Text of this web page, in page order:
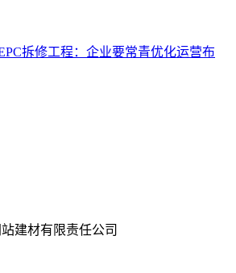
拆修工程：企业要常青优化运营布